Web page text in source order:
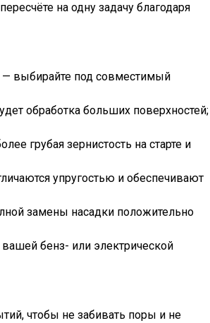
на одну задачу благодаря
— выбирайте под совместимый
обработка больших поверхностей;
грубая зернистость на старте и
упругостью и обеспечивают
замены насадки положительно
бенз- или электрической
чтобы не забивать поры и не